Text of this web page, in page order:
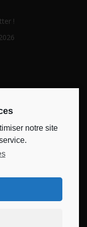
!
de 10h à
CSC
notre site